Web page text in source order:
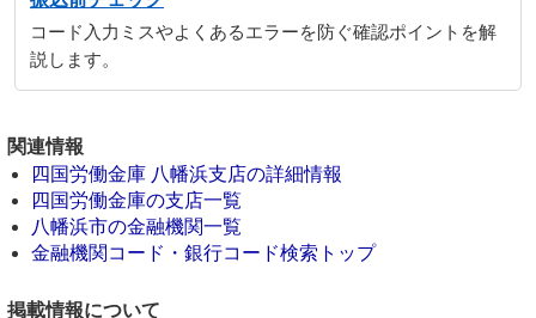
コード入力ミスやよくあるエラーを防ぐ確認ポイントを解
説します。
関連情報
四国労働金庫 八幡浜支店の詳細情報
四国労働金庫の支店一覧
八幡浜市の金融機関一覧
金融機関コード・銀行コード検索トップ
掲載情報について